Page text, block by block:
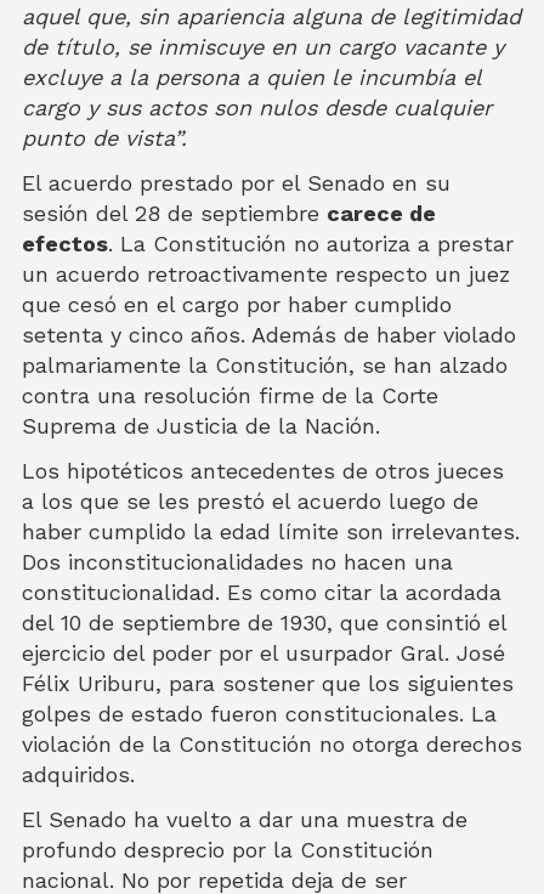
aquel que, sin apariencia alguna de legitimidad
de título, se inmiscuye en un cargo vacante y
excluye a la persona a quien le incumbía el
cargo y sus actos son nulos desde cualquier
punto de vista”.
El acuerdo prestado por el Senado en su
sesión del 28 de septiembre carece de
efectos. La Constitución no autoriza a prestar
un acuerdo retroactivamente respecto un juez
que cesó en el cargo por haber cumplido
setenta y cinco años. Además de haber violado
palmariamente la Constitución, se han alzado
contra una resolución firme de la Corte
Suprema de Justicia de la Nación.
Los hipotéticos antecedentes de otros jueces
a los que se les prestó el acuerdo luego de
haber cumplido la edad límite son irrelevantes.
Dos inconstitucionalidades no hacen una
constitucionalidad. Es como citar la acordada
del 10 de septiembre de 1930, que consintió el
ejercicio del poder por el usurpador Gral. José
Félix Uriburu, para sostener que los siguientes
golpes de estado fueron constitucionales. La
violación de la Constitución no otorga derechos
adquiridos.
El Senado ha vuelto a dar una muestra de
profundo desprecio por la Constitución
nacional. No por repetida deja de ser